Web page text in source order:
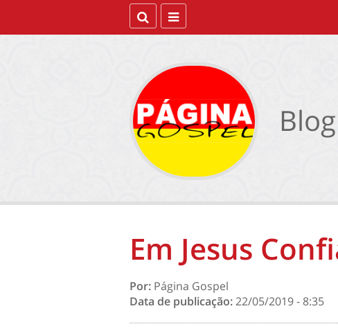
Em Jesus
Por: Página Gospel
Data de publicação:22/05/2019 - 8:35